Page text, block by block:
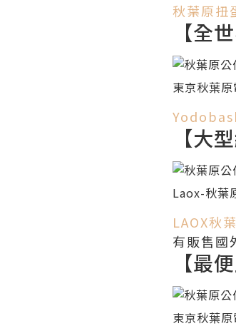
秋葉原扭
【全
東京秋葉
【大
Laox-秋葉
LAOX秋
有販售國
【最
東京秋葉